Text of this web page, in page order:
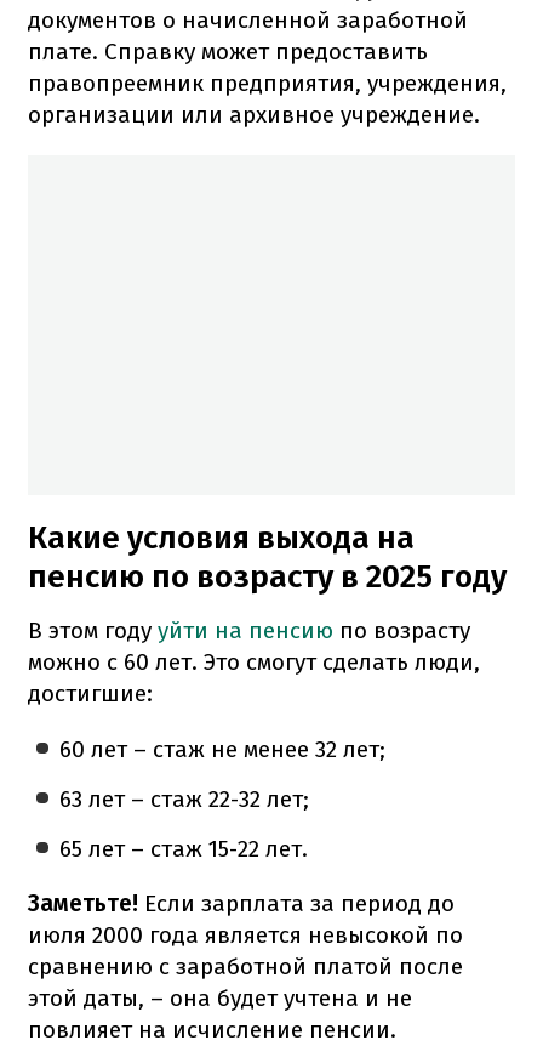
документов о начисленной заработной
плате. Справку может предоставить
правопреемник предприятия, учреждения,
организации или архивное учреждение.
Какие условия выхода на
пенсию по возрасту в 2025 году
В этом году уйти на пенсию по возрасту
можно с 60 лет. Это смогут сделать люди,
достигшие:
60 лет – стаж не менее 32 лет;
63 лет – стаж 22-32 лет;
65 лет – стаж 15-22 лет.
Заметьте! Если зарплата за период до
июля 2000 года является невысокой по
сравнению с заработной платой после
этой даты, – она будет учтена и не
повлияет на исчисление пенсии.